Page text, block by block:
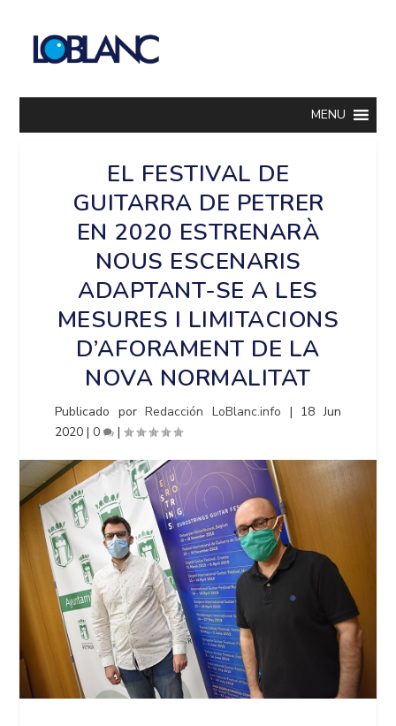
MENU
EL FESTIVAL DE
GUITARRA DE PETRER
EN 2020 ESTRENARÀ
NOUS ESCENARIS
ADAPTANT-SE A LES
MESURES I LIMITACIONS
D’AFORAMENT DE LA
NOVA NORMALITAT
Publicado porRedacción LoBlanc.info | 18 Jun
2020 |0 |